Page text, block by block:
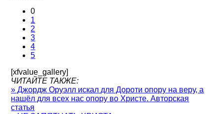
0
1
2
3
4
5
[xfvalue_gallery]
ЧИТАЙТЕ ТАКЖЕ:
» Джордж Оруэлл искал для Дороти опору на веру, а
нашёл для всех нас опору во Христе. Авторская
статья